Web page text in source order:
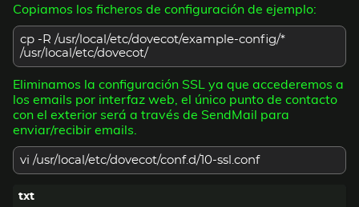
Copiamos los ficheros de configuración de ejemplo:
cp -R /usr/local/etc/dovecot/example-config/*
/usr/local/etc/dovecot/
Eliminamos la configuración SSL ya que accederemos a
los emails por interfaz web, el único punto de contacto
con el exterior será a través de SendMail para
enviar/recibir emails.
vi /usr/local/etc/dovecot/conf.d/10-ssl.conf